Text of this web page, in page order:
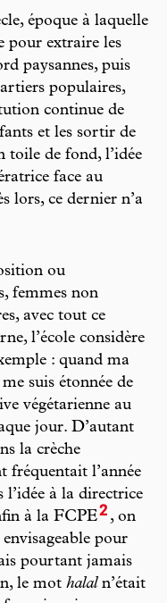
époque à laquelle
pour extraire les
paysannes, puis
populaires,
continue de
et les sortir de
toile de fond, l’idée
face au
lors, ce dernier n’a
ou
femmes non
avec tout ce
l’école considère
: quand ma
suis étonnée de
végétarienne au
jour. D’autant
la crèche
fréquentait l’année
l’idée à la directrice
à la FCPE2 , on
pour
pourtant jamais
le mot halaln’était